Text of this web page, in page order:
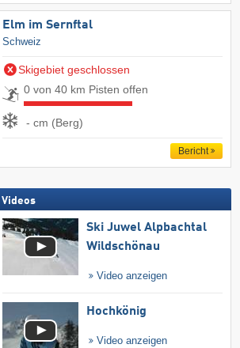
Elm im Sernftal
Schweiz
Skigebiet geschlossen
0 von 40 km Pisten offen
- cm (Berg)
Bericht
Videos
Ski Juwel Alpbachtal
Wildschönau
Video anzeigen
Hochkönig
Video anzeigen